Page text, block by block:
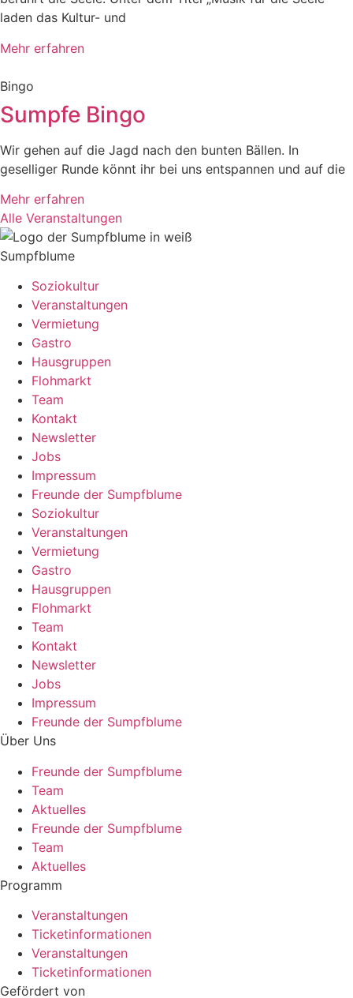
laden das Kultur- und
Mehr erfahren
Bingo
Sumpfe Bingo
Wir gehen auf die Jagd nach den bunten Bällen. In
geselliger Runde könnt ihr bei uns entspannen und auf die
Mehr erfahren
Alle Veranstaltungen
Sumpfblume
Soziokultur
Veranstaltungen
Vermietung
Gastro
Hausgruppen
Flohmarkt
Team
Kontakt
Newsletter
Jobs
Impressum
Freunde der Sumpfblume
Soziokultur
Veranstaltungen
Vermietung
Gastro
Hausgruppen
Flohmarkt
Team
Kontakt
Newsletter
Jobs
Impressum
Freunde der Sumpfblume
Über Uns
Freunde der Sumpfblume
Team
Aktuelles
Freunde der Sumpfblume
Team
Aktuelles
Programm
Veranstaltungen
Ticketinformationen
Veranstaltungen
Ticketinformationen
Gefördert von